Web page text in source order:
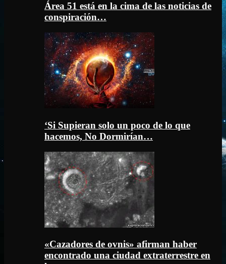
Área 51 está en la cima de las noticias de
conspiración…
‘Si Supieran solo un poco de lo que
hacemos, No Dormirían…
«Cazadores de ovnis» afirman haber
encontrado una ciudad extraterrestre en